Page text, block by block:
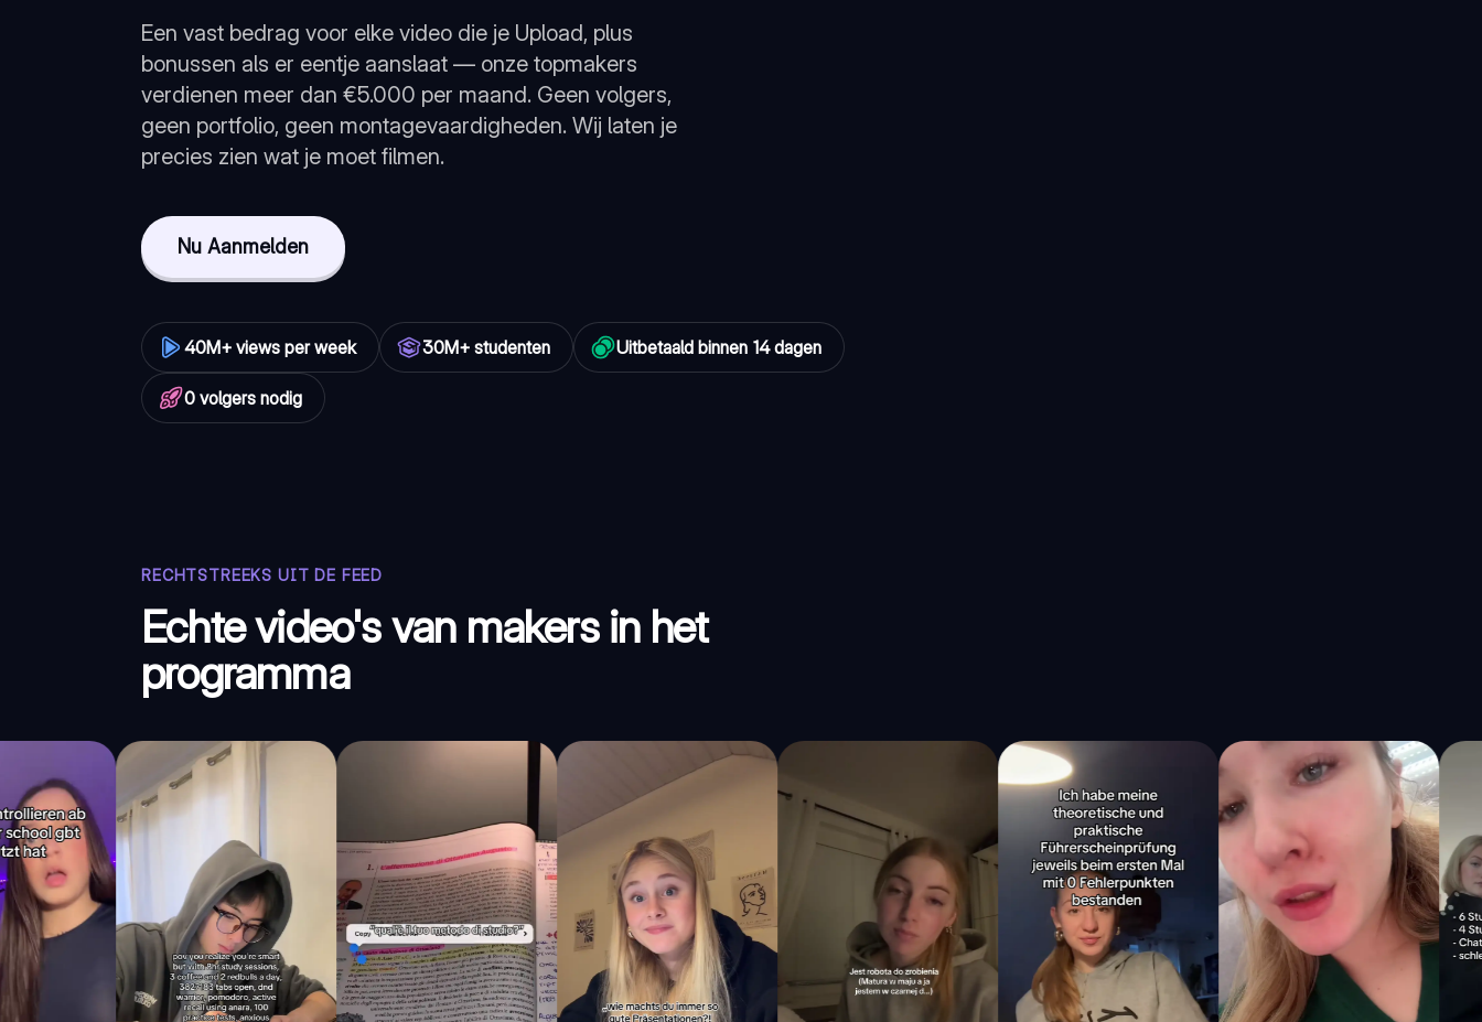
Een vast bedrag voor elke video die je Upload, plus
bonussen als er eentje aanslaat — onze topmakers
verdienen meer dan €5.000 per maand. Geen volgers,
geen portfolio, geen montagevaardigheden. Wij laten je
precies zien wat je moet filmen.
Nu Aanmelden
40M+ views per week 30M+ studenten Uitbetaald binnen 14 dagen
0 volgers nodig
RECHTSTREEKS UIT DE FEED
Echte video's van makers in het
programma